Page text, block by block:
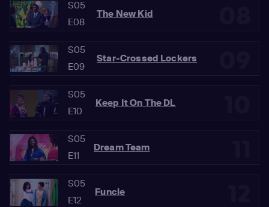
S05
E08
The New Kid
S05
E09
Star-Crossed Lockers
S05
E10
Keep It On The DL
S05
E11
Dream Team
S05
E12
Funcle